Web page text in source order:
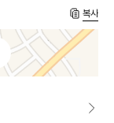
복사